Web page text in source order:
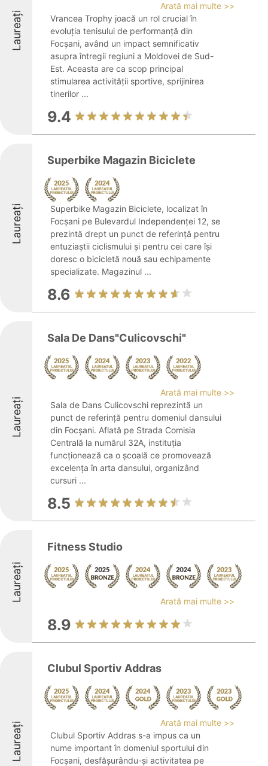
Laureați
Arată mai multe >>
Vrancea Trophy joacă un rol crucial în
evoluția tenisului de performanță din
Focșani, având un impact semnificativ
asupra întregii regiuni a Moldovei de Sud-
Est. Aceasta are ca scop principal
stimularea activității sportive, sprijinirea
tinerilor ...
9.4
Laureați
Superbike Magazin Biciclete
Superbike Magazin Biciclete, localizat în
Focșani pe Bulevardul Independenței 12, se
prezintă drept un punct de referință pentru
entuziaștii ciclismului și pentru cei care își
doresc o bicicletă nouă sau echipamente
specializate. Magazinul ...
8.6
Laureați
Sala De Dans"Culicovschi"
Arată mai multe >>
Sala de Dans Culicovschi reprezintă un
punct de referință pentru domeniul dansului
din Focșani. Aflată pe Strada Comisia
Centrală la numărul 32A, instituția
funcționează ca o școală ce promovează
excelența în arta dansului, organizând
cursuri ...
8.5
Laureați
Fitness Studio
Arată mai multe >>
8.9
Laureați
Clubul Sportiv Addras
Arată mai multe >>
Clubul Sportiv Addras s-a impus ca un
nume important în domeniul sportului din
Focșani, desfășurându-și activitatea pe